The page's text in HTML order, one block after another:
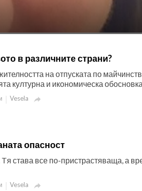
в различните страни?
на отпуската по
културна и икономическа обосновка.
Vesela 
опасност
става все по-пристрастяваща, а
Vesela 